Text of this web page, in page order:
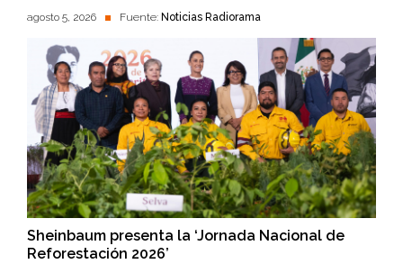
agosto 5, 2026 Fuente: Noticias Radiorama
Sheinbaum presenta la ‘Jornada Nacional de
Reforestación 2026’